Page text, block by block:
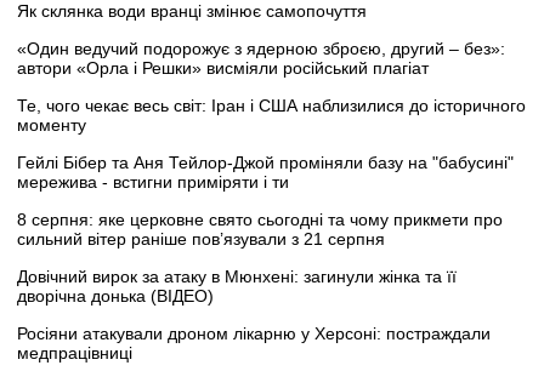
Як склянка води вранці змінює самопочуття
«Один ведучий подорожує з ядерною зброєю, другий – без»:
автори «Орла і Решки» висміяли російський плагіат
Те, чого чекає весь світ: Іран і США наблизилися до історичного
моменту
Гейлі Бібер та Аня Тейлор-Джой проміняли базу на "бабусині"
мережива - встигни приміряти і ти
8 серпня: яке церковне свято сьогодні та чому прикмети про
сильний вітер раніше пов’язували з 21 серпня
Довічний вирок за атаку в Мюнхені: загинули жінка та її
дворічна донька (ВІДЕО)
Росіяни атакували дроном лікарню у Херсоні: постраждали
медпрацівниці